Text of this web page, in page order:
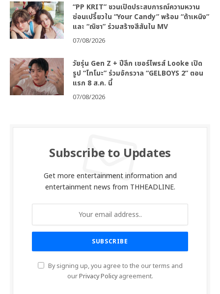
“PP KRIT” ชวนเปิดประสบการณ์ความหวาน
ซ่อนเปรี้ยวใน “Your Candy” พร้อม “ต้าเหนิง”
และ “ณิชา” ร่วมสร้างสีสันใน MV
07/08/2026
วัยรุ่น Gen Z + ปีลึก เซอร์ไพรส์ Looke เปิด
รูป “โทโมะ” ร่วมจักรวาล “GELBOYS 2” ตอน
แรก 8 ส.ค. นี้
07/08/2026
Subscribe to Updates
Get more entertainment information and
entertainment news from THHEADLINE.
By signing up, you agree to the our terms and
ourPrivacy Policyagreement.